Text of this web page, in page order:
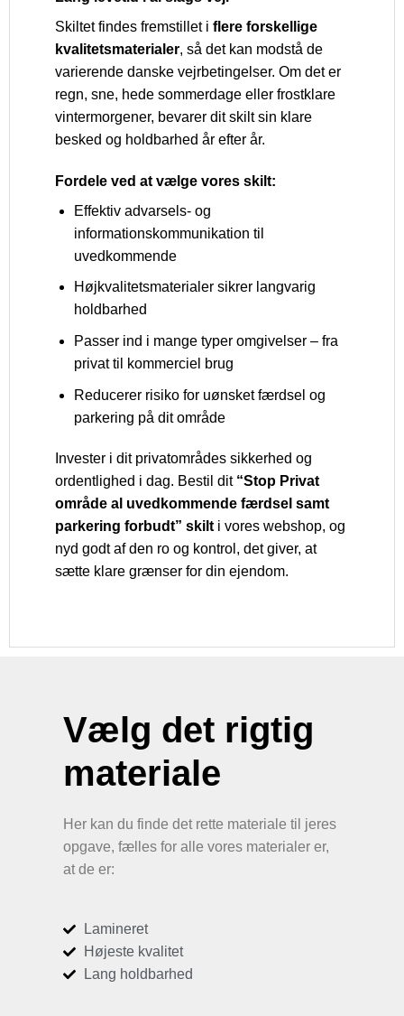
Skiltet findes fremstillet i flere forskellige
kvalitetsmaterialer, så det kan modstå de
varierende danske vejrbetingelser. Om det er
regn, sne, hede sommerdage eller frostklare
vintermorgener, bevarer dit skilt sin klare
besked og holdbarhed år efter år.
Fordele ved at vælge vores skilt:
Effektiv advarsels- og
informationskommunikation til
uvedkommende
Højkvalitetsmaterialer sikrer langvarig
holdbarhed
Passer ind i mange typer omgivelser – fra
privat til kommerciel brug
Reducerer risiko for uønsket færdsel og
parkering på dit område
Invester i dit privatområdes sikkerhed og
ordentlighed i dag. Bestil dit “Stop Privat
område al uvedkommende færdsel samt
parkering forbudt” skilti vores webshop, og
nyd godt af den ro og kontrol, det giver, at
sætte klare grænser for din ejendom.
Vælg det rigtig
materiale
Her kan du finde det rette materiale til jeres
opgave, fælles for alle vores materialer er,
at de er:
Lamineret
Højeste kvalitet
Lang holdbarhed